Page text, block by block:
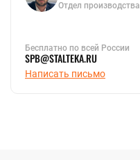
Отдел производства
Бесплатно по всей России
SPB@STALTEKA.RU
Написать письмо